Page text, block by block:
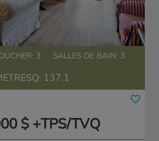
3 SALLES DE BAIN: 3
137.1
$ +TPS/TVQ